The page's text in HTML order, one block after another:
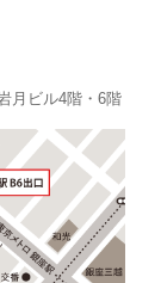
月ビル4階・6階